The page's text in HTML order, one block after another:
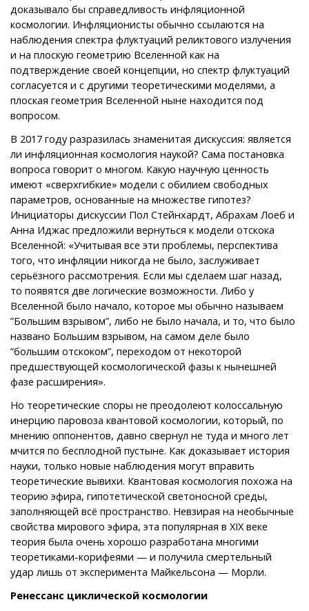
доказывало бы справедливость инфляционной
космологии. Инфляционисты обычно ссылаются на
наблюдения спектра флуктуаций реликтового излучения
и на плоскую геометрию Вселенной как на
подтверждение своей концепции, но спектр флуктуаций
согласуется и с другими теоретическими моделями, а
плоская геометрия Вселенной ныне находится под
вопросом.
В 2017 году разразилась знаменитая дискуссия: является
ли инфляционная космология наукой? Сама постановка
вопроса говорит о многом. Какую научную ценность
имеют «сверхгибкие» модели с обилием свободных
параметров, основанные на множестве гипотез?
Инициаторы дискуссии Пол Стейнхардт, Абрахам Лоеб и
Анна Иджас предложили вернуться к модели отскока
Вселенной: «Учитывая все эти проблемы, перспектива
того, что инфляции никогда не было, заслуживает
серьёзного рассмотрения. Если мы сделаем шаг назад,
то появятся две логические возможности. Либо у
Вселенной было начало, которое мы обычно называем
”Большим взрывом”, либо не было начала, и то, что было
названо Большим взрывом, на самом деле было
”большим отскоком”, переходом от некоторой
предшествующей космологической фазы к нынешней
фазе расширения».
Но теоретические споры не преодолеют колоссальную
инерцию паровоза квантовой космологии, который, по
мнению оппонентов, давно свернул не туда и много лет
мчится по бесплодной пустыне. Как доказывает история
науки, только новые наблюдения могут вправить
теоретические вывихи. Квантовая космология похожа на
теорию эфира, гипотетической светоносной среды,
заполняющей всё пространство. Невзирая на необычные
свойства мирового эфира, эта популярная в XIX веке
теория была очень хорошо разработана многими
теоретиками-корифеями — и получила смертельный
удар лишь от эксперимента Майкельсона — Морли.
Ренессанс циклической космологии